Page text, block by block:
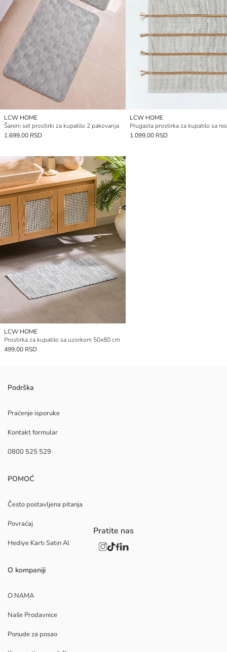
LCW HOME
Šareni set prostirki za kupatilo 2 pakovanja
1.699,00 RSD
LCW HOME
1.099,00 RSD
LCW HOME
Prostirka za kupatilo sa uzorkom 50x80 cm
499,00 RSD
Podrška
Praćenje isporuke
Kontakt formular
0800 525 529
POMOĆ
Često postavljena pitanja
Povraćaj
Hediye Kartı Satın Al
O kompaniji
O NAMA
Naše Prodavnice
Ponude za posao
Pratite nas